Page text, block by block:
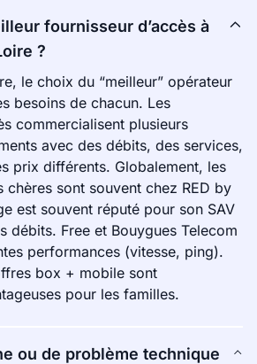
fournisseur d’accès à
?
le choix du “meilleur” opérateur
besoins de chacun. Les
commercialisent plusieurs
avec des débits, des services,
prix différents. Globalement, les
sont souvent chez RED by
est souvent réputé pour son SAV
débits. Free et Bouygues Telecom
performances (vitesse, ping).
box + mobile sont
pour les familles.
ou de problème technique